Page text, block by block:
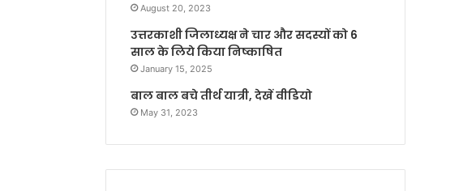
August 20, 2023
उत्तरकाशी जिलाध्यक्ष ने चार और सदस्यों को 6
साल के लिये किया निष्काषित
January 15, 2025
बाल बाल बचे तीर्थ यात्री, देखें वीडियो
May 31, 2023